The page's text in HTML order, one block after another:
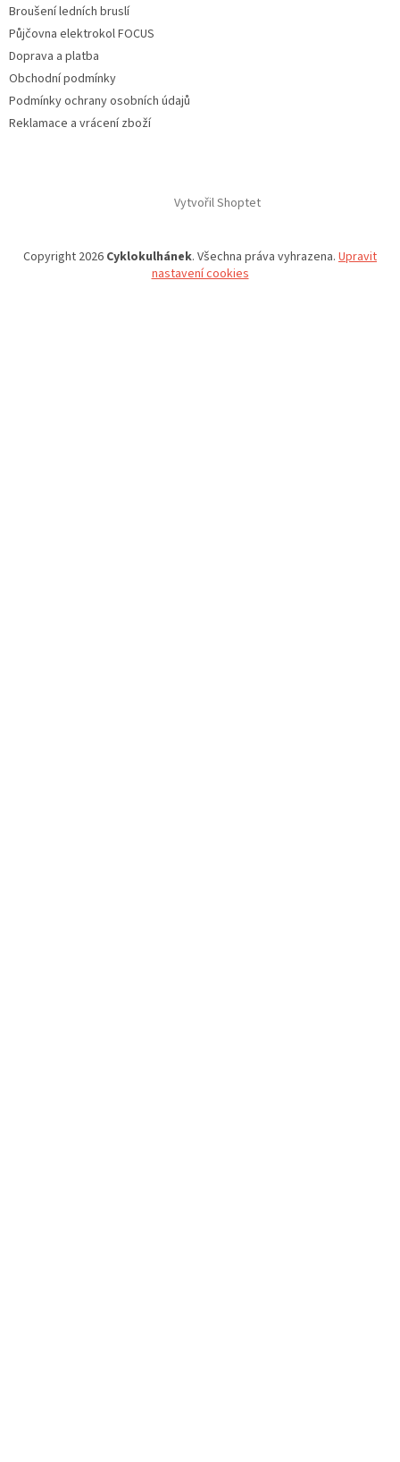
Broušení ledních bruslí
Půjčovna elektrokol FOCUS
Doprava a platba
Obchodní podmínky
Podmínky ochrany osobních údajů
Reklamace a vrácení zboží
Vytvořil Shoptet
Copyright 2026 Cyklokulhánek. Všechna práva vyhrazena. Upravit
nastavení cookies